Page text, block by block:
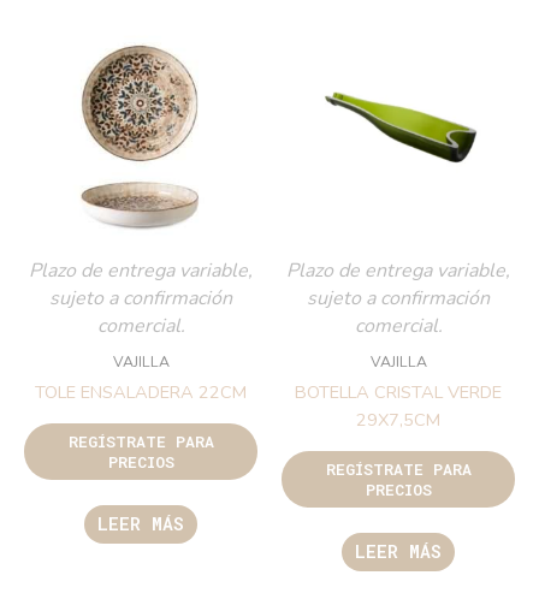
Plazo de entrega variable,
sujeto a confirmación
comercial.
VAJILLA
TOLE ENSALADERA 22CM
REGÍSTRATE PARA
PRECIOS
LEER MÁS
Plazo de entrega variable,
sujeto a confirmación
comercial.
VAJILLA
BOTELLA CRISTAL VERDE
29X7,5CM
REGÍSTRATE PARA
PRECIOS
LEER MÁS